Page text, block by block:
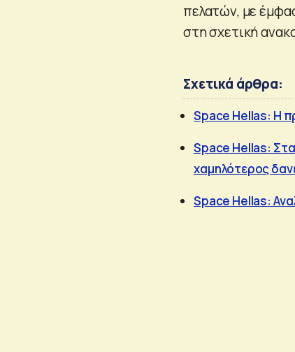
πελατών, με
στη σχετική
Σχετικά άρθρα:
Space Hellas: Η
Space Hellas:
χαμηλότερος
Space Hellas: